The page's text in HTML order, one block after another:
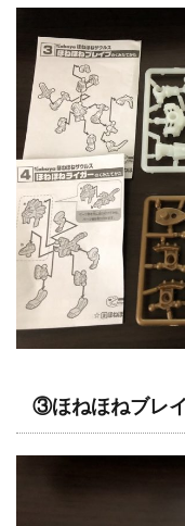
③ほねほねブレ